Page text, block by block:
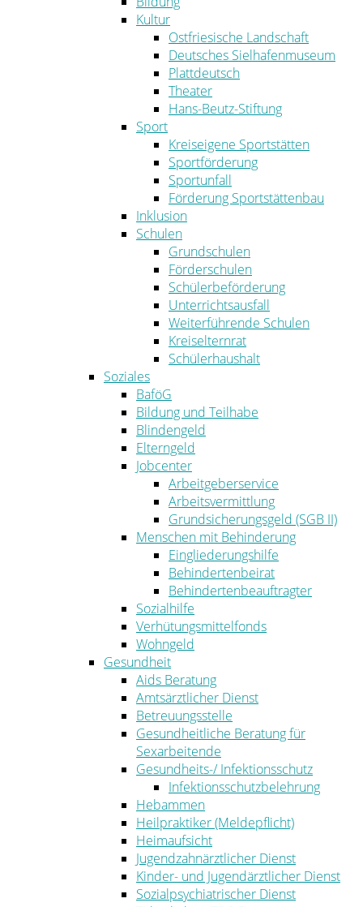
Kultur
Ostfriesische Landschaft
Deutsches Sielhafenmuseum
Plattdeutsch
Theater
Hans-Beutz-Stiftung
Sport
Kreiseigene Sportstätten
Sportförderung
Sportunfall
Förderung Sportstättenbau
Inklusion
Schulen
Grundschulen
Förderschulen
Schülerbeförderung
Unterrichtsausfall
Weiterführende Schulen
Kreiselternrat
Schülerhaushalt
Soziales
BaföG
Bildung und Teilhabe
Blindengeld
Elterngeld
Jobcenter
Arbeitgeberservice
Arbeitsvermittlung
Grundsicherungsgeld (SGB II)
Menschen mit Behinderung
Eingliederungshilfe
Behindertenbeirat
Behindertenbeauftragter
Sozialhilfe
Verhütungsmittelfonds
Wohngeld
Gesundheit
Aids Beratung
Amtsärztlicher Dienst
Betreuungsstelle
Gesundheitliche Beratung für
Sexarbeitende
Gesundheits-/ Infektionsschutz
Infektionsschutzbelehrung
Hebammen
Heilpraktiker (Meldepflicht)
Heimaufsicht
Jugendzahnärztlicher Dienst
Kinder- und Jugendärztlicher Dienst
Sozialpsychiatrischer Dienst